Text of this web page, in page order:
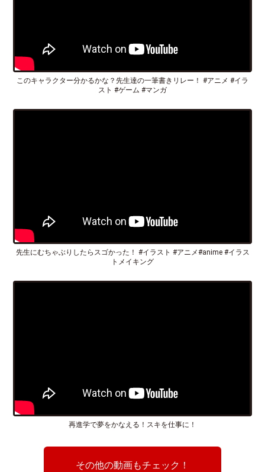
このキャラクター分かるかな？先生達の一筆書きリレー！ #アニメ #イラ
スト #ゲーム #マンガ
先生にむちゃぶりしたらスゴかった！ #イラスト #アニメ#anime #イラス
トメイキング
再進学で夢をかなえる！スキを仕事に！
その他の動画もチェック！